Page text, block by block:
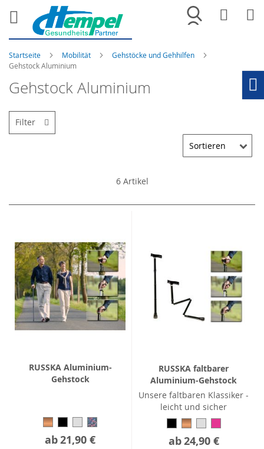
Merkliste
Startseite Mobilität
Gehstöcke und Gehhilfen
Gehstock Aluminium
Gehstock Aluminium
6Artikel
RUSSKA Aluminium-
Gehstock
ab21,90 €
RUSSKA faltbarer
Aluminium-Gehstock
Unsere faltbaren Klassiker -
leicht und sicher
ab24,90 €
Filter